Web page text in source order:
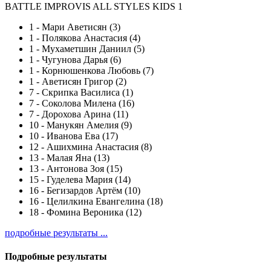
BATTLE IMPROVIS ALL STYLES KIDS 1
1 - Мари Аветисян (3)
1 - Полякова Анастасия (4)
1 - Мухаметшин Даниил (5)
1 - Чугунова Дарья (6)
1 - Корнюшенкова Любовь (7)
1 - Аветисян Григор (2)
7 - Скрипка Василиса (1)
7 - Соколова Милена (16)
7 - Дорохова Арина (11)
10 - Манукян Амелия (9)
10 - Иванова Ева (17)
12 - Ашихмина Анастасия (8)
13 - Малая Яна (13)
13 - Антонова Зоя (15)
15 - Гуделева Мария (14)
16 - Бегизардов Артём (10)
16 - Целилкина Евангелина (18)
18 - Фомина Вероника (12)
подробные результаты ...
Подробные результаты